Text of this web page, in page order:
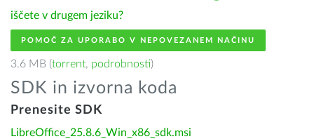
iščete v drugem jeziku?
POMOČ ZA UPORABO V NEPOVEZANEM NAČINU
3.6 MB (torrent, podrobnosti)
SDK in izvorna koda
Prenesite SDK
LibreOffice_25.8.6_Win_x86_sdk.msi